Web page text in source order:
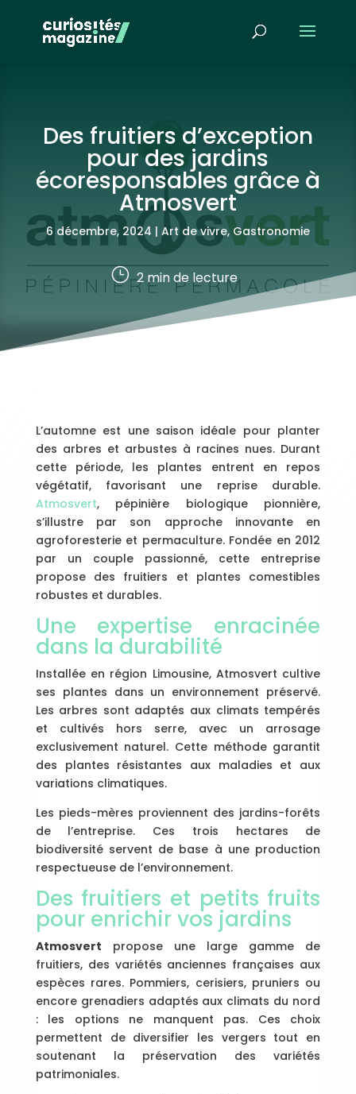
Des fruitiers d’exception
pour des jardins
écoresponsables grâce à
Atmosvert
6 décembre, 2024 | Art de vivre,Gastronomie
} 2min de lecture
L’automne est une saison idéale pour planter
des arbres et arbustes à racines nues. Durant
cette période, les plantes entrent en repos
végétatif, favorisant une reprise durable.
Atmosvert, pépinière biologique pionnière,
s’illustre par son approche innovante en
agroforesterie et permaculture. Fondée en 2012
par un couple passionné, cette entreprise
propose des fruitiers et plantes comestibles
robustes et durables.
Une expertise enracinée
dans la durabilité
Installée en région Limousine, Atmosvert cultive
ses plantes dans un environnement préservé.
Les arbres sont adaptés aux climats tempérés
et cultivés hors serre, avec un arrosage
exclusivement naturel. Cette méthode garantit
des plantes résistantes aux maladies et aux
variations climatiques.
Les pieds-mères proviennent des jardins-forêts
de l’entreprise. Ces trois hectares de
biodiversité servent de base à une production
respectueuse de l’environnement.
Des fruitiers et petits fruits
pour enrichir vos jardins
Atmosvert propose une large gamme de
fruitiers, des variétés anciennes françaises aux
espèces rares. Pommiers, cerisiers, pruniers ou
encore grenadiers adaptés aux climats du nord
: les options ne manquent pas. Ces choix
permettent de diversifier les vergers tout en
soutenant la préservation des variétés
patrimoniales.